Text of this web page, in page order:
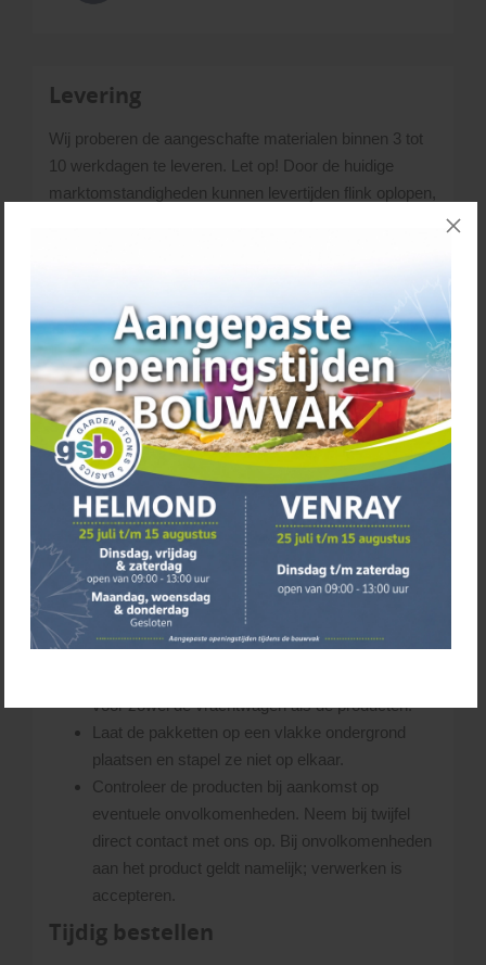
Levering
Wij proberen de aangeschafte materialen binnen 3 tot
10 werkdagen te leveren. Let op! Door de huidige
marktomstandigheden kunnen levertijden flink oplopen,
gerust contact met ons op via het
Bellen kan ook: 0492-523468.
Informatie over het afleveren en
lossen
De materialen die je besteld hebt, lossen we
naast de vrachtwagen. Uiteraard probeert de
chauffeur de materialen zo dicht mogelijk bij de
gewenste losplaats af te leveren. De chauffeur
bepaalt ter plekke of de gevraagde losplaats
mogelijk is. De kennis en ervaring van de
chauffeur gaat voor op de kennis en ervaring van
onze adviseurs.
voor zowel de vrachtwagen als de producten.
Laat de pakketten op een vlakke ondergrond
plaatsen en stapel ze niet op elkaar.
Controleer de producten bij aankomst op
eventuele onvolkomenheden. Neem bij twijfel
direct contact met ons op. Bij onvolkomenheden
aan het product geldt namelijk; verwerken is
accepteren.
Tijdig bestellen